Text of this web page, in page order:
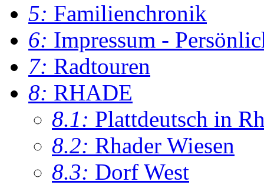
5: Familienchronik
6: Impressum -
7: Radtouren
8: RHADE
8.1: Plattdeutsch in
8.2: Rhader Wiesen
8.3: Dorf West